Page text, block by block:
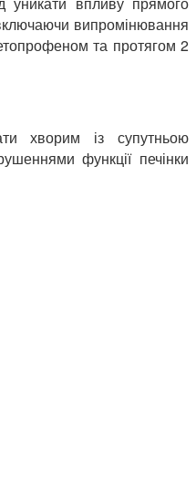
випромінювання
та протягом 2
хворим із супутньою
функції печінки